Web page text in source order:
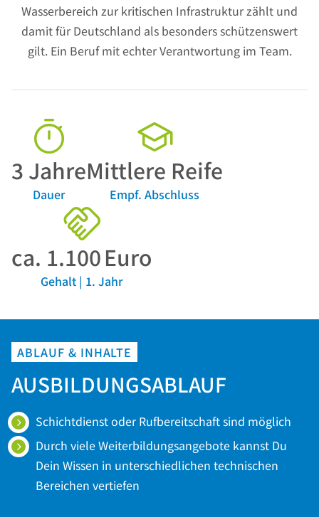
Wasserbereich zur kritischen Infrastruktur zählt und
damit für Deutschland als besonders schützenswert
gilt. Ein Beruf mit echter Verantwortung im Team.
3 Jahre
Dauer
Mittlere Reife
Empf. Abschluss
ca. 1.100Euro
Gehalt | 1. Jahr
ABLAUF & INHALTE
AUSBILDUNGSABLAUF
Schichtdienst oder Rufbereitschaft sind möglich
Durch viele Weiterbildungsangebote kannst Du
Dein Wissen in unterschiedlichen technischen
Bereichen vertiefen